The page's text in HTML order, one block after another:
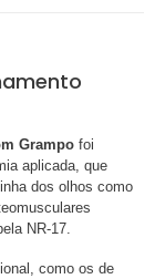
Grampo foi
aplicada, que
dos olhos como
NR-17.
como os de